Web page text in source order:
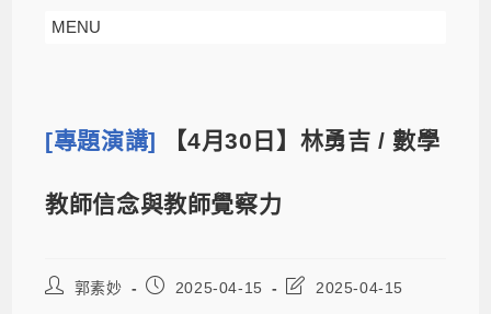
MENU
[專題演講] 【4月30日】林勇吉 / 數學
教師信念與教師覺察力
郭素妙 2025-04-15 2025-04-15